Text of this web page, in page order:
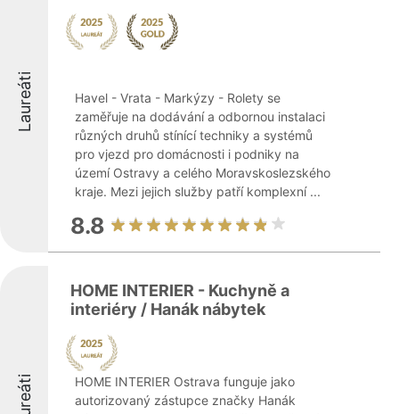
Laureáti
Havel - Vrata - Markýzy - Rolety se
zaměřuje na dodávání a odbornou instalaci
různých druhů stínící techniky a systémů
pro vjezd pro domácnosti i podniky na
území Ostravy a celého Moravskoslezského
kraje. Mezi jejich služby patří komplexní ...
8.8
HOME INTERIER - Kuchyně a
interiéry / Hanák nábytek
HOME INTERIER Ostrava funguje jako
autorizovaný zástupce značky Hanák